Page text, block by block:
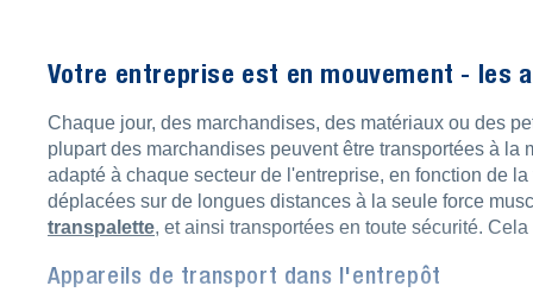
Votre entreprise est en mouvement - les
Chaque jour, des marchandises, des matériaux ou des
plupart des marchandises peuvent être transportées à
adapté à chaque secteur de l'entreprise, en fonction de
déplacées sur de longues distances à la seule force
transpalette, et ainsi transportées en toute sécurité.
Appareils de transport dans l'entrepôt